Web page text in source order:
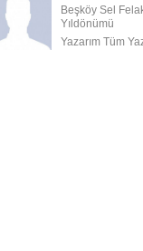
Beşköy Sel
Yıldönümü
Yazarım Tüm